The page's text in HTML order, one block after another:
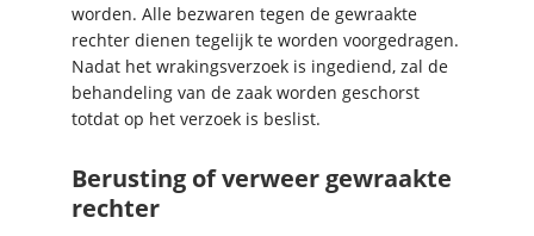
worden. Alle bezwaren tegen de gewraakte
rechter dienen tegelijk te worden voorgedragen.
Nadat het wrakingsverzoek is ingediend, zal de
behandeling van de zaak worden geschorst
totdat op het verzoek is beslist.
Berusting of verweer gewraakte
rechter